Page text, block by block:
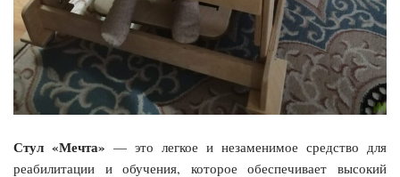
Стул «Мечта» — это легкое и незаменимое средство для
реабилитации и обучения, которое обеспечивает высокий